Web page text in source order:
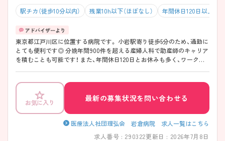
駅チカ（徒歩10分以内） 残業10h以下（ほぼなし） 年間休日120日以上
東京都江戸川区に位置する病院です。 小岩駅寄り徒歩5分のため、通勤に
とても便利です◎ 分娩年間900件を超える産婦人科で助産師のキャリア
を積むことも可能です！ また、年間休日120日とお休みも多く、ワークラ
お気に入り 最新の募集状況を問い合わせる
医療法人社団理弘会 岩倉病院 求人一覧はこちら
求人番号 : 290322更新日 : 2026年7月8日